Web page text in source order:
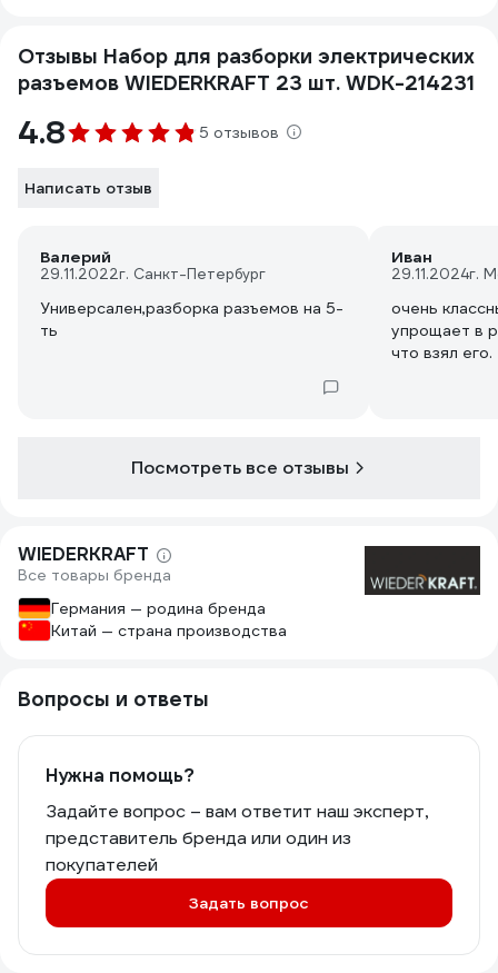
Отзывы Набор для разборки электрических
разъемов WIEDERKRAFT 23 шт. WDK-214231
4.8 5 отзывов
Написать отзыв
Валерий
29.11.2022г. Санкт-Петербург
Универсален,разборка разъемов на 5-
ть
Иван
29.11.2024г.
очень
упрощает в
что взял его.
Посмотреть все отзывы
WIEDERKRAFT
Все товары бренда
Германия — родина бренда
Китай — страна производства
Вопросы и ответы
Нужна помощь?
Задайте вопрос – вам ответит наш эксперт,
представитель бренда или один из
покупателей
Задать вопрос